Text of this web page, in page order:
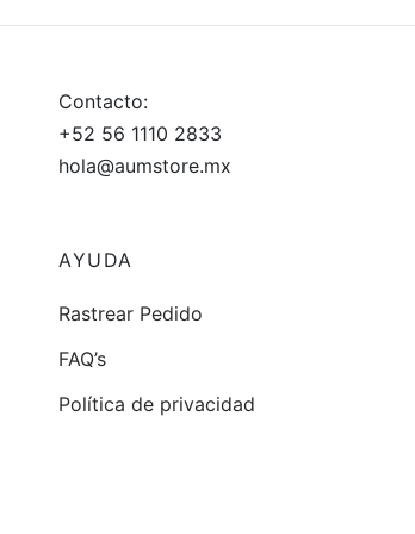
original
$499.
actual
Contacto:
+52 56 1110 2833
hola@aumstore.mx
AYUDA
Rastrear Pedido
FAQ’s
Política de privacidad